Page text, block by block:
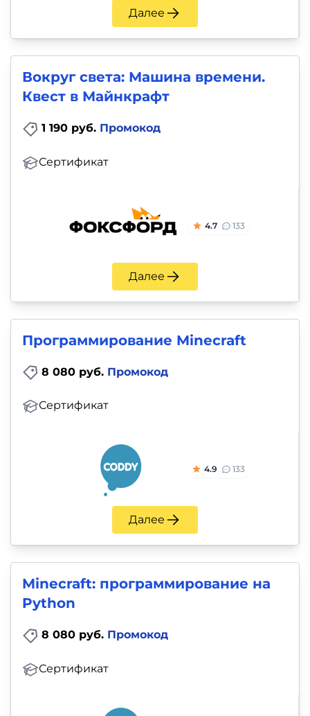
Далее
Вокруг света: Машина времени.
Квест в Майнкрафт
1 190 руб. Промокод
Сертификат
4.7 133
Далее
Программирование Minecraft
8 080 руб. Промокод
Сертификат
4.9 133
Далее
Minecraft: программирование на
Python
8 080 руб. Промокод
Сертификат